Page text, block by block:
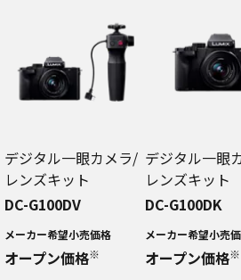
デジタル一眼カメラ/
レンズキット
DC-G100DV
メーカー希望小売価格
オープン価格※
デジタル一眼
レンズキット
DC-G100DK
メーカー希望小売
オープン価格※